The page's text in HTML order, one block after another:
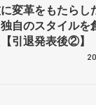
変革をもたらし
自のスタイルを
引退発表後②】